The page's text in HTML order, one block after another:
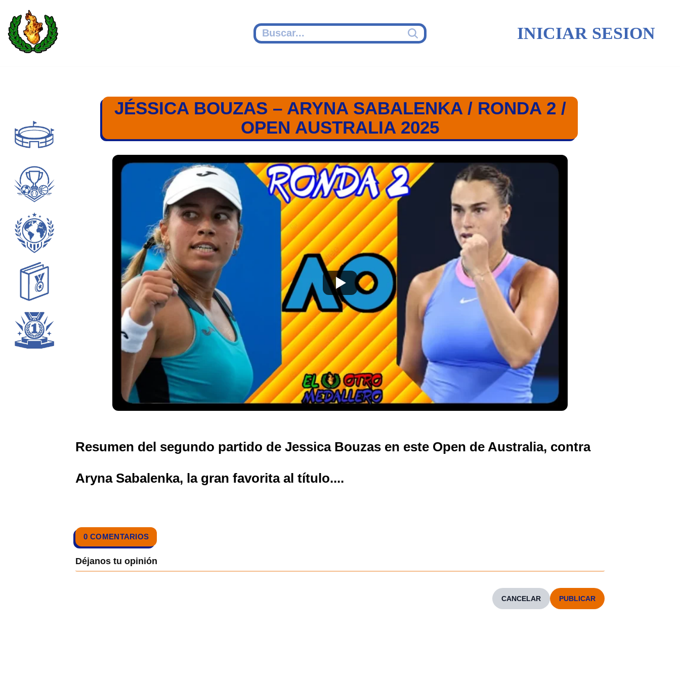
Saltar INICIAR SESION
JÉSSICA BOUZAS – ARYNA SABALENKA / RONDA 2 /
OPEN AUSTRALIA 2025
Resumen del segundo partido de Jessica Bouzas en este Open de Australia, contra
Aryna Sabalenka, la gran favorita al título....
0 COMENTARIOS
CANCELAR